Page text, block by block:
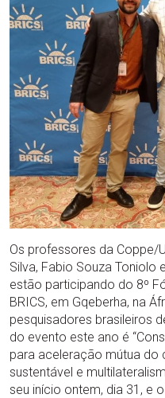
Os professores da Coppe/
Silva, Fabio Souza Toniolo
estão participando do 8º
BRICS, em Gqeberha, na
pesquisadores brasileiros
do evento este ano é
para aceleração mútua do
sustentável e
seu início ontem, dia 31, e